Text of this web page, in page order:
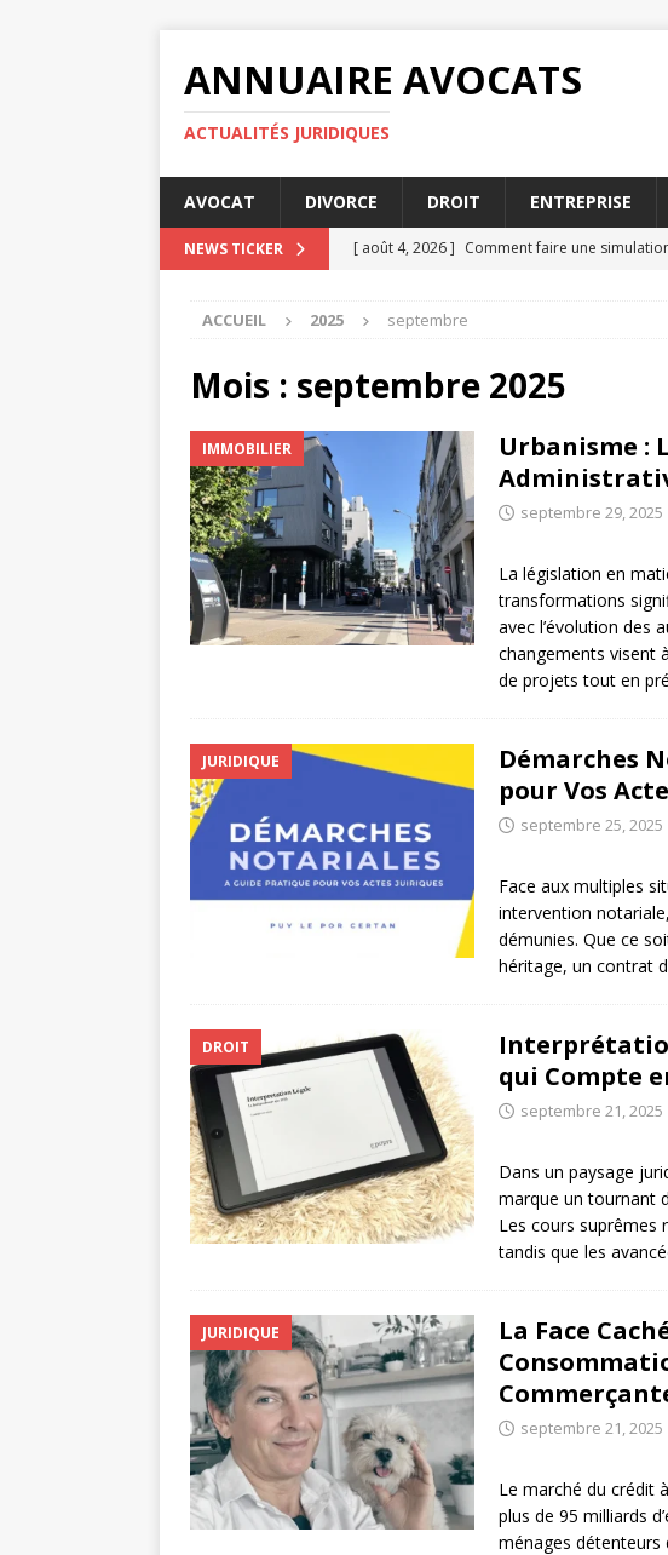
ANNUAIRE AVOCATS
ACTUALITÉS JURIDIQUES
AVOCAT DIVORCE DROIT ENTREPRISE
NEWS TICKER [ août 4, 2026 ] Comment faire une
[ juillet 27, 2026 ]
[ juillet 23, 2026 ]
MSA prime d’activité : qui
ACCUEIL 2025 septembre
Mois : septembre 2025
IMMOBILIER
Urbanisme :
septembre 29, 2025
La législation en
transformations
avec l’évolution des
changements visent
de projets tout en
JURIDIQUE
Démarches
pour Vos
septembre 25, 2025
Face aux multiples
intervention
démunies. Que ce
héritage, un contrat
DROIT
qui Compte
septembre 21, 2025
Dans un paysage
marque un tournant
Les cours suprêmes
tandis que les
JURIDIQUE
La Face
septembre 21, 2025
Le marché du crédit
plus de 95 milliards
ménages détenteurs